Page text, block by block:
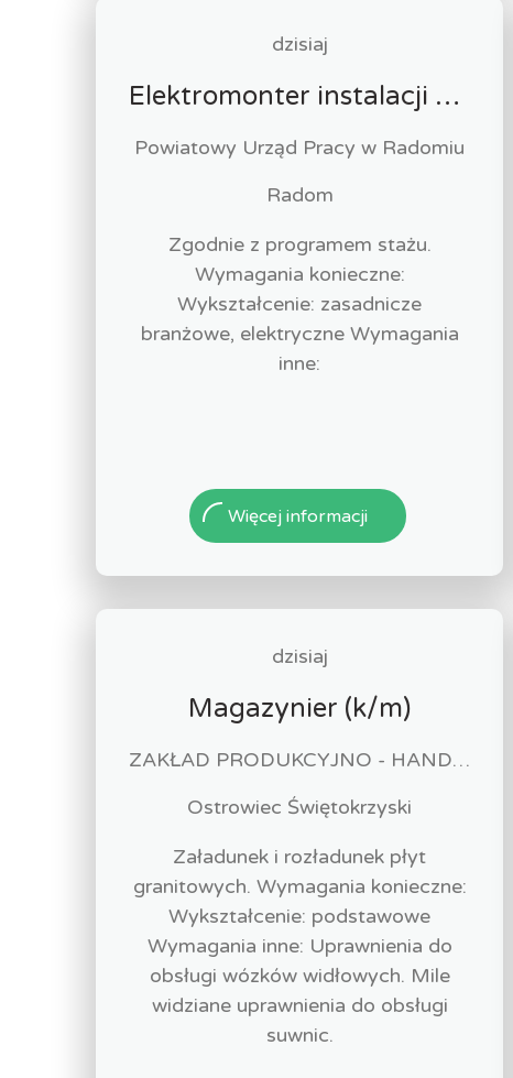
dzisiaj
Elektromonter instalacji elektrycznych (k/m)
Powiatowy Urząd Pracy w Radomiu
Radom
Zgodnie z programem stażu.
Wymagania konieczne:
Wykształcenie: zasadnicze
branżowe, elektryczne Wymagania
inne:
Więcej informacji
dzisiaj
Magazynier (k/m)
ZAKŁAD PRODUKCYJNO - HANDLOWY "MARIO" MARIUSZ PASTERNAK
Ostrowiec Świętokrzyski
Załadunek i rozładunek płyt
granitowych. Wymagania konieczne:
Wykształcenie: podstawowe
Wymagania inne: Uprawnienia do
obsługi wózków widłowych. Mile
widziane uprawnienia do obsługi
suwnic.